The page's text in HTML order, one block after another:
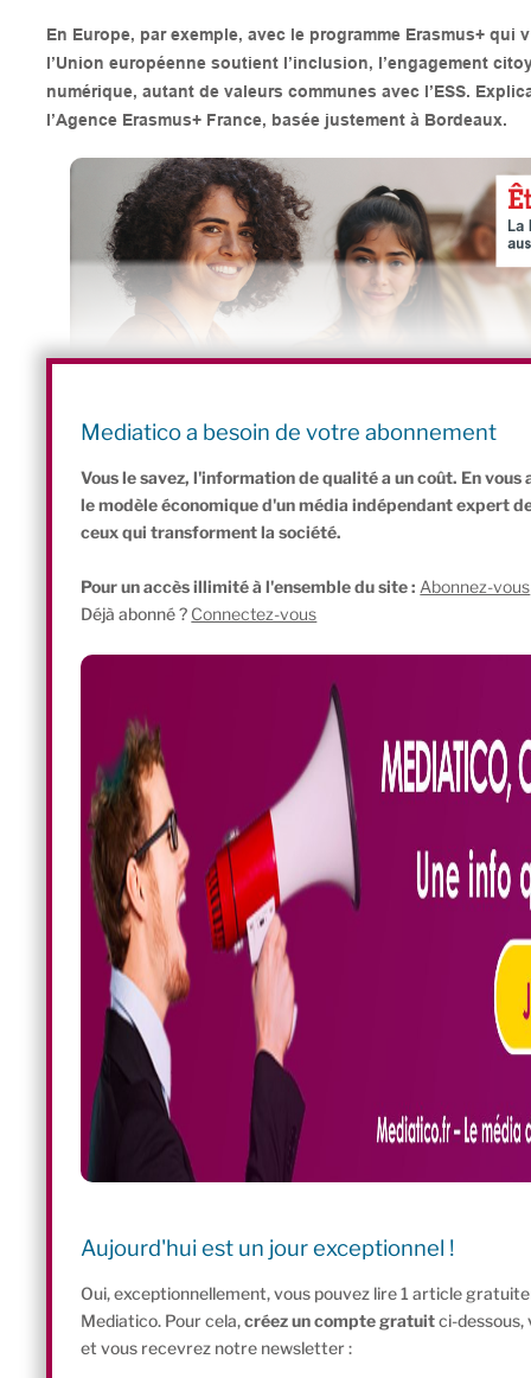
En Europe, par exemple, avec le programme Erasmus+
l’Union européenne soutient l’inclusion, l’engagement
numérique, autant de valeurs communes avec l’ESS.
l’Agence Erasmus+ France, basée justement à Bordeaux.
Mediatico : Pourquoi l’Agence Erasmus+ France a-t-elle
Mediatico a besoin de votre abonnement
Vous le savez, l'information de qualité a un coût. En
le modèle économique d'un média indépendant expert
ceux qui transforment la société.
Pour un accès illimité à l'ensemble du site : Abonnez-vous
Déjà abonné ? Connectez-vous
Aujourd'hui est un jour exceptionnel !
Oui, exceptionnellement, vous pouvez lire 1 article
Mediatico. Pour cela,créez un compte gratuitci-dessous,
et vous recevrez notre newsletter :